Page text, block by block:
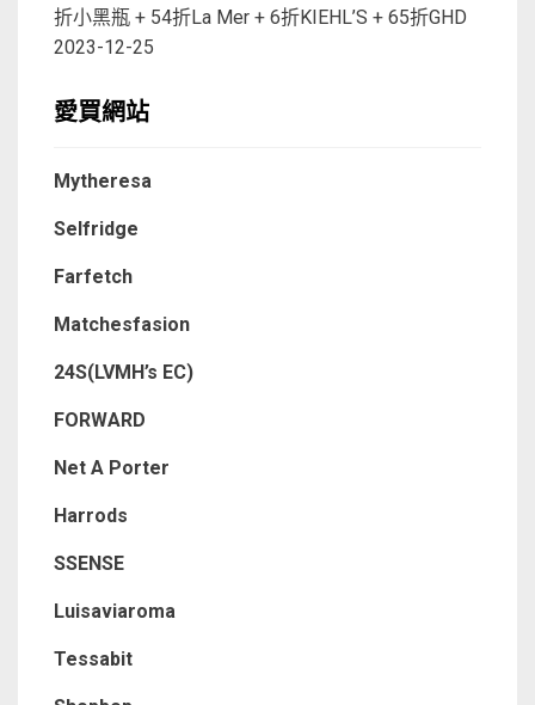
折小黑瓶 + 54折La Mer + 6折KIEHL’S + 65折GHD
2023-12-25
愛買網站
Mytheresa
Selfridge
Farfetch
Matchesfasion
24S(LVMH’s EC)
FORWARD
Net A Porter
Harrods
SSENSE
Luisaviaroma
Tessabit